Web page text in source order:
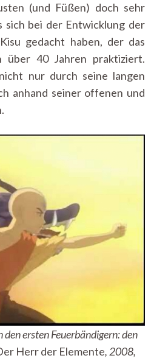
(und Füßen) doch sehr
sich bei der Entwicklung der
gedacht haben, der das
über 40 Jahren praktiziert.
nur durch seine langen
anhand seiner offenen und
ersten Feuerbändigern: den
Herr der Elemente, 2008,